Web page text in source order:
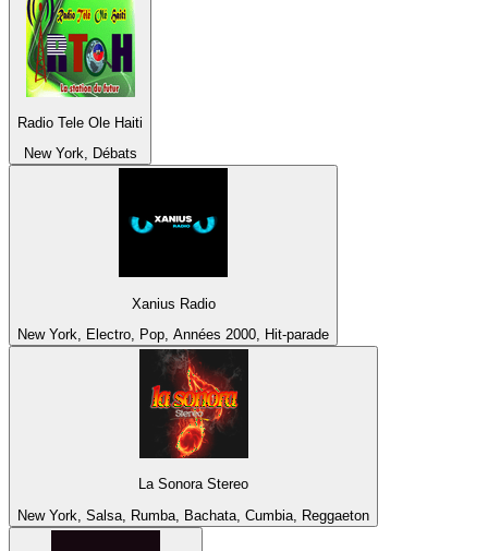
Radio Tele Ole Haiti
New York, Débats
Xanius Radio
New York, Electro, Pop, Années 2000, Hit-parade
La Sonora Stereo
New York, Salsa, Rumba, Bachata, Cumbia, Reggaeton